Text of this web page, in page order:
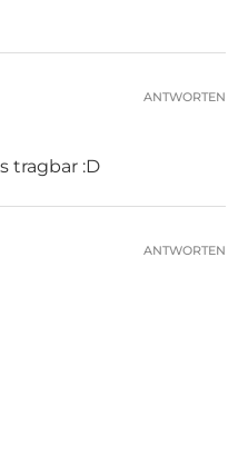
tragbar :D
ANTWORTEN
ANTWORTEN